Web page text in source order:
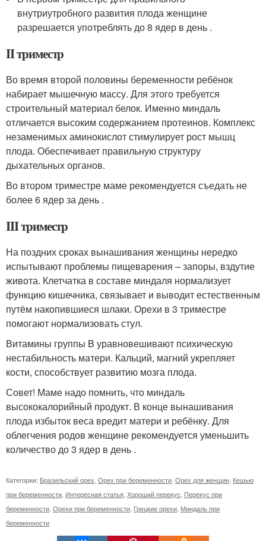
внутриутробного развития плода женщине
разрешается употреблять до 8 ядер в день .
II триместр
Во время второй половины беременности ребёнок
набирает мышечную массу. Для этого требуется
строительный материал белок. Именно миндаль
отличается высоким содержанием протеинов. Комплекс
незаменимых аминокислот стимулирует рост мышц
плода. Обеспечивает правильную структуру
дыхательных органов.
Во втором триместре маме рекомендуется съедать не
более 6 ядер за день .
III триместр
На поздних сроках вынашивания женщины нередко
испытывают проблемы пищеварения – запоры, вздутие
живота. Клетчатка в составе миндаля нормализует
функцию кишечника, связывает и выводит естественным
путём накопившиеся шлаки. Орехи в 3 триместре
помогают нормализовать стул.
Витамины группы B уравновешивают психическую
нестабильность матери. Кальций, магний укрепляет
кости, способствует развитию мозга плода.
Совет! Маме надо помнить, что миндаль
высококалорийный продукт. В конце вынашивания
плода избыток веса вредит матери и ребёнку. Для
облегчения родов женщине рекомендуется уменьшить
количество до 3 ядер в день .
Категории: Бразильский орех Орех при беременности Орех для женщин Кешью
при беременности Интересная статья Хороший перекус Перекус при
беременности Орехи при беременности Грецкие орехи Миндаль при
беременности